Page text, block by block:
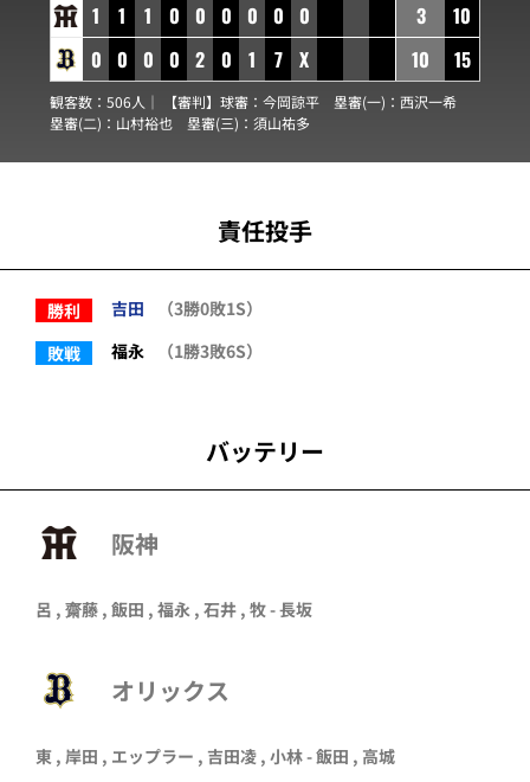
1 1 1 0 0 0 0 0 0
0 0 0 0 2 0 1 7 X
3
10
10
15
観客数：506人｜ 【審判】球審： 今岡諒平 塁審(一)： 西沢一希
塁審(二)： 山村裕也 塁審(三)： 須山祐多
責任投手
勝利 吉田
（3勝0敗1S）
敗戦
福永 （1勝3敗6S）
バッテリー
阪神
呂 , 齋藤 , 飯田 , 福永 , 石井 , 牧 - 長坂
オリックス
東 , 岸田 , エップラー , 吉田凌 , 小林- 飯田 , 高城